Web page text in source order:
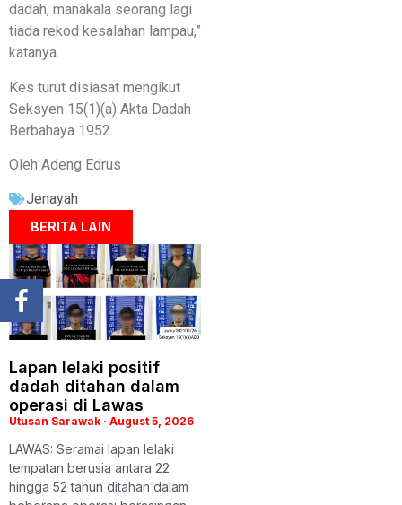
dadah, manakala seorang lagi
tiada rekod kesalahan lampau,”
katanya.
Kes turut disiasat mengikut
Seksyen 15(1)(a) Akta Dadah
Berbahaya 1952.
Oleh Adeng Edrus
Jenayah
BERITA LAIN
Lapan lelaki positif
dadah ditahan dalam
operasi di Lawas
Utusan Sarawak August 5, 2026
LAWAS: Seramai lapan lelaki
tempatan berusia antara 22
hingga 52 tahun ditahan dalam